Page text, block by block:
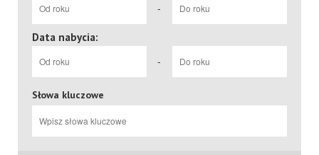
-
Data nabycia:
-
Słowa kluczowe